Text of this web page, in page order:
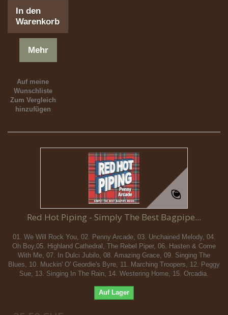
In den
Warenkorb
Mehr
Auf meine
Wunschliste
Zum Vergleich
hinzufügen
Red Hot Piping - Simply The Best Bagpipe...
01. We Will Rock You, 02. Penny Arcade, 03. Unchained Melody, 04.
Oh Boy,05. Highland Cathedral, The Rebel Piper, 06. Hasten & Come
With Me, 07. In Dulci Jubilo, 08. Amazing Grace, 09. Singing The
Blues, 10. Muckin' O' Geordie's Byre, 11. Marching Troopers, 12. Peggy
Sue, 13. Singing In The Rain, 14. Westering Home, 15. Orcadia.
Auf Lager